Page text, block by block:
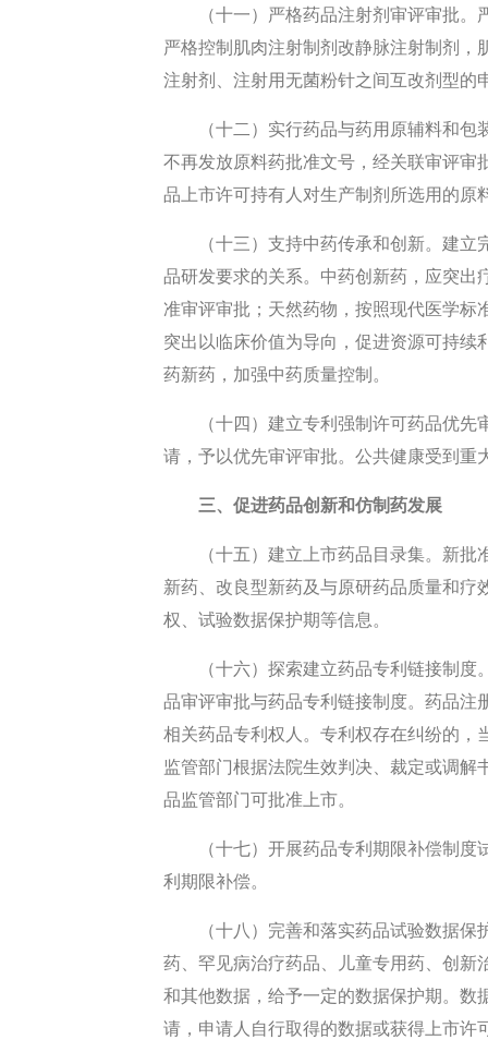
（十一）严格药品注射剂审评审批
严格控制肌肉注射制剂改静脉注射制剂
注射剂、注射用无菌粉针之间互改剂型的
（十二）实行药品与药用原辅料和
不再发放原料药批准文号，经关联审评审
品上市许可持有人对生产制剂所选用的原
（十三）支持中药传承和创新。建
品研发要求的关系。中药创新药，应突出
准审评审批；天然药物，按照现代医学
突出以临床价值为导向，促进资源可持
药新药，加强中药质量控制。
（十四）建立专利强制许可药品优
请，予以优先审评审批。公共健康受到重
三、促进药品创新和仿制药发展
（十五）建立上市药品目录集。新
新药、改良型新药及与原研药品质量和
权、试验数据保护期等信息。
（十六）探索建立药品专利链接制
品审评审批与药品专利链接制度。药品注
相关药品专利权人。专利权存在纠纷的，
监管部门根据法院生效判决、裁定或调
品监管部门可批准上市。
（十七）开展药品专利期限补偿制
利期限补偿。
（十八）完善和落实药品试验数据
药、罕见病治疗药品、儿童专用药、创新
和其他数据，给予一定的数据保护期。数
请，申请人自行取得的数据或获得上市许